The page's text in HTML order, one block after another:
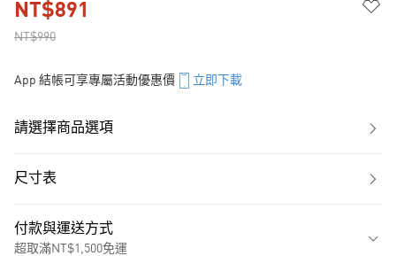
NT$990
NT$891
App 結帳可享專屬活動優惠價 立即下載
請選擇商品選項
尺寸表
付款與運送方式
超取滿NT$1,500免運